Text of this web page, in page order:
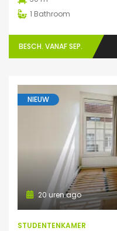
1 Bathroom
BESCH. VANAF SEP.
NIEUW
20 uren ago
STUDENTENKAMER